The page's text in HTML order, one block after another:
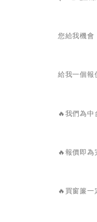
您給我機會
給我一個報
🔥我們為中
🔥報價即為
🔥買窗簾一